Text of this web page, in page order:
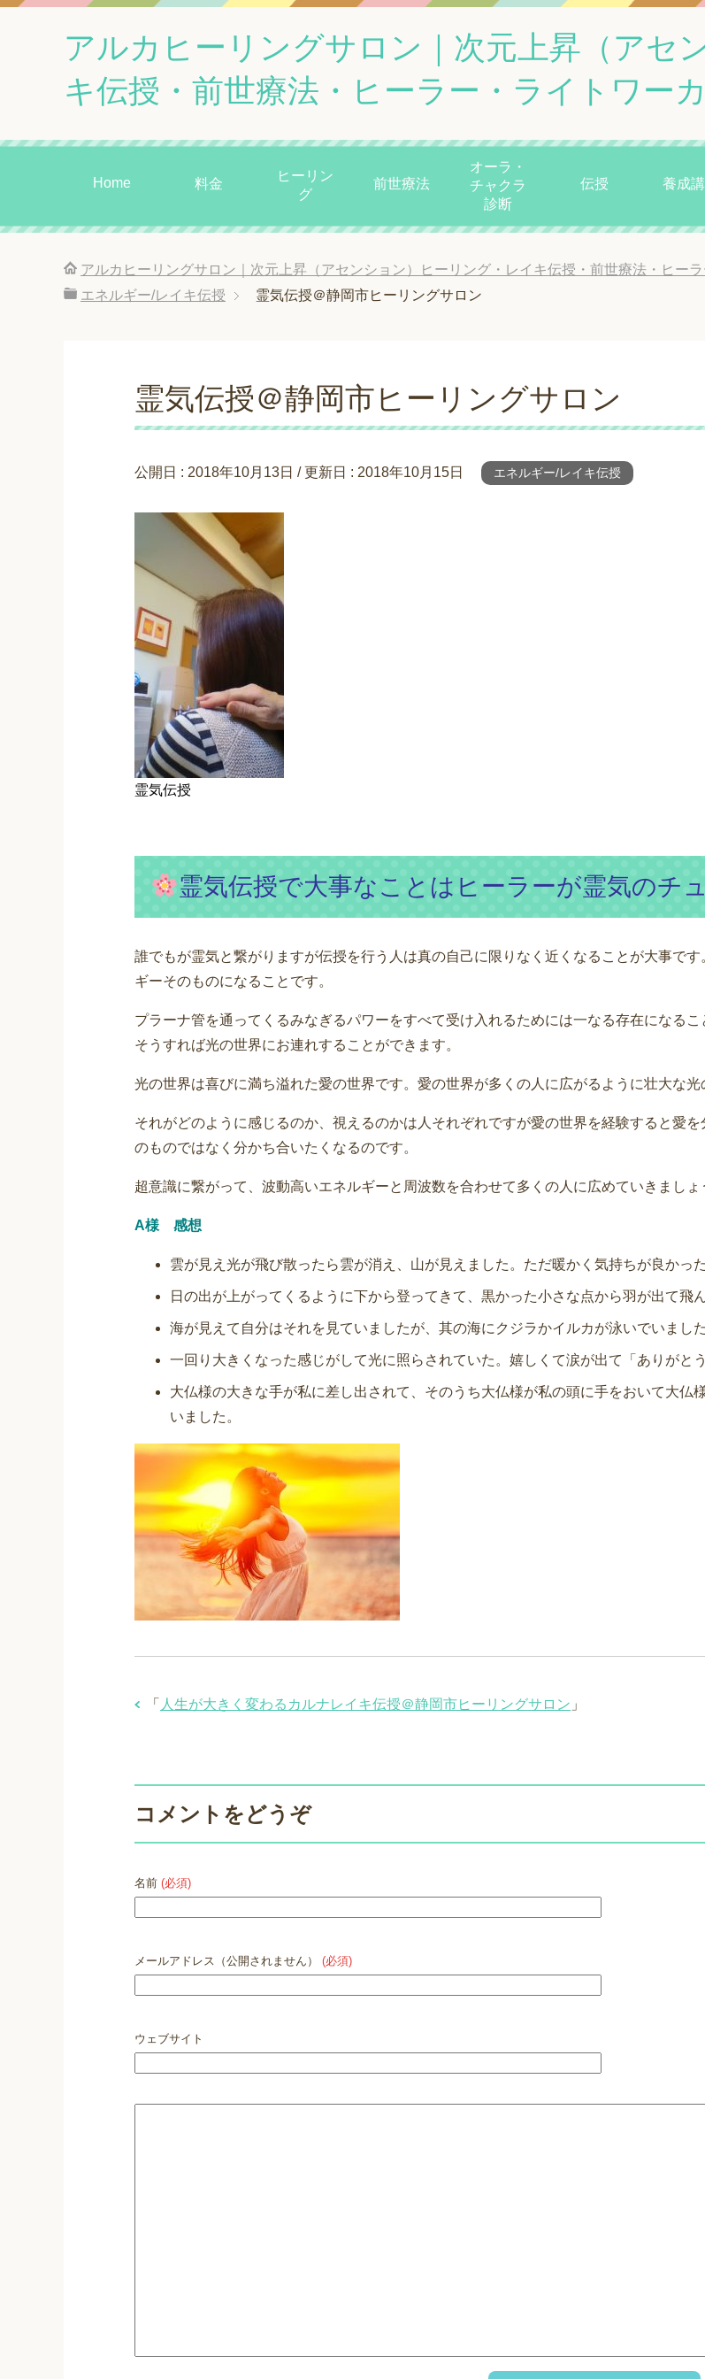
アルカヒーリングサロン｜次元上昇（アセ
キ伝授・前世療法・ヒーラー・ライトワー
Home 料金
ヒーリン
グ
前世療法
オーラ・
チャクラ
診断
伝授 養成
アルカヒーリングサロン｜次元上昇（アセンション）ヒーリング・レイキ伝授・前世療法・ヒー
エネルギー/レイキ伝授
霊気伝授＠静岡市ヒーリングサロン
霊気伝授＠静岡市ヒーリングサロン
公開日 : 2018年10月13日 / 更新日 : 2018年10月15日 エネルギー/レイキ伝授
霊気伝授
霊気伝授で大事なことはヒーラーが霊気のチ
誰でもが霊気と繋がりますが伝授を行う人は真の自己に限りなく近くなることが大事で
ギーそのものになることです。
プラーナ管を通ってくるみなぎるパワーをすべて受け入れるためには一なる存在になる
そうすれば光の世界にお連れすることができます。
光の世界は喜びに満ち溢れた愛の世界です。愛の世界が多くの人に広がるように壮大な
それがどのように感じるのか、視えるのかは人それぞれですが愛の世界を経験すると愛
のものではなく分かち合いたくなるのです。
超意識に繋がって、波動高いエネルギーと周波数を合わせて多くの人に広めていきましょ
A様 感想
雲が見え光が飛び散ったら雲が消え、山が見えました。ただ暖かく気持ちが良かった
日の出が上がってくるように下から登ってきて、黒かった小さな点から羽が出て飛
海が見えて自分はそれを見ていましたが、其の海にクジラかイルカが泳いでいました
一回り大きくなった感じがして光に照らされていた。嬉しくて涙が出て「ありがと
大仏様の大きな手が私に差し出されて、そのうち大仏様が私の頭に手をおいて大仏
いました。
「 人生が大きく変わるカルナレイキ伝授＠静岡市ヒーリングサロン 」
コメントをどうぞ
名前 (必須)
メールアドレス（公開されません） (必須)
ウェブサイト